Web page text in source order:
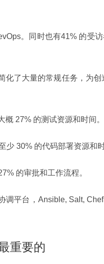
。同时也有41% 的受
27% 的测试资源和时间。
30% 的代码部署资源和时
的审批和工作流程。
调平台，Ansible, Salt,
重要的